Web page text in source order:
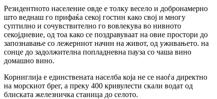
Резидентното население овде е толку весело и добронамерно
што веднаш го прифаќа секој гостин како свој и многу
суптилно и сочувствително го вовлекува во нивното
секојдневие, од тоа како се поздравуваат на овие простори до
запознавање со лежерниот начин на живот, од уживањето. на
сонце до задолжителна попладневна пауза со чаша вино
домашно вино.
Корниглија е единствената населба која не се наоѓа директно
на морскиот брег, а преку 400 кривулести скали водат од
блиската железничка станица до селото.